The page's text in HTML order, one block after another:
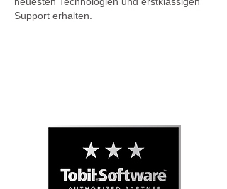
Support erhalten.